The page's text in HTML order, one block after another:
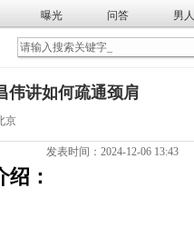
曝光 问答 男人
食谱 营养
伟讲如何疏通颈肩
京
发表时间：2024-12-06 13:43
：